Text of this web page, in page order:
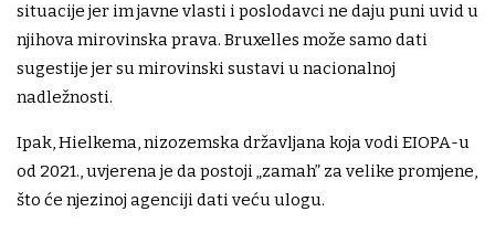
situacije jer im javne vlasti i poslodavci ne daju puni uvid u
njihova mirovinska prava. Bruxelles može samo dati
sugestije jer su mirovinski sustavi u nacionalnoj
nadležnosti.
Ipak, Hielkema, nizozemska državljana koja vodi EIOPA-u
od 2021., uvjerena je da postoji „zamah” za velike promjene,
što će njezinoj agenciji dati veću ulogu.